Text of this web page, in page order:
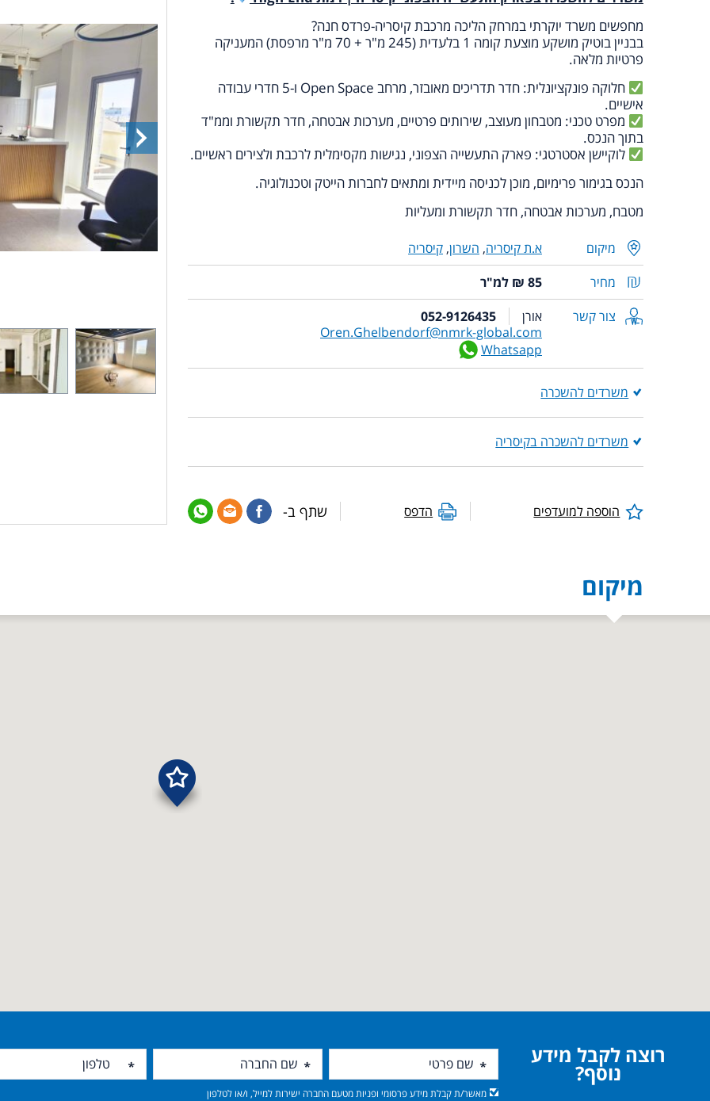
מחפשים משרד יוקרתי במרחק הליכה מרכבת קיסריה-פרדס חנה?
בבניין בוטיק מושקע מוצעת קומה 1 בלעדית (245 מ"ר + 70 מ"ר מרפסת) המעניקה
פרטיות מלאה.
חלוקה פונקציונלית: חדר תדריכים מאובזר, מרחב Open Space ו-5 חדרי עבודה
אישיים.
מפרט טכני: מטבחון מעוצב, שירותים פרטיים, מערכות אבטחה, חדר תקשורת וממ"ד
בתוך הנכס.
לוקיישן אסטרטגי: פארק התעשייה הצפוני, נגישות מקסימלית לרכבת ולצירים ראשיים.
הנכס בגימור פרימיום, מוכן לכניסה מיידית ומתאים לחברות הייטק וטכנולוגיה.
מטבח, מערכות אבטחה, חדר תקשורת ומעליות
מיקום א.ת קיסריה, השרון,קיסריה
מחיר
85 ₪ למ"ר
צור קשר
אורן
052-9126435
Oren.Ghelbendorf@nmrk-global.com
Whatsapp
משרדים להשכרה
משרדים להשכרה בקיסריה
הוספה למועדפים הדפס שתף ב-
מיקום
רוצה לקבל מידע
נוסף?
מאשר/ת קבלת מידע פרסומי ופניות מטעם החברה ישירות למייל, ו/או לטלפון